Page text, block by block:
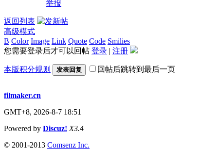
举报
返回列表
高级模式
B Color Image Link Quote Code Smilies
您需要登录后才可以回帖 登录 | 注册
本版积分规则 发表回复 回帖后跳转到最后一页
filmaker.cn
GMT+8, 2026-8-7 18:51
Powered by Discuz! X3.4
© 2001-2013 Comsenz Inc.